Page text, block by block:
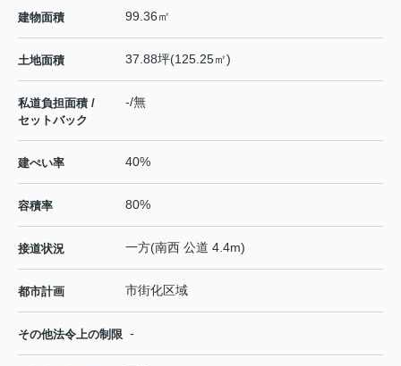
建物面積 99.36㎡
土地面積 37.88坪(125.25㎡)
私道負担面積 /
セットバック
-/無
建ぺい率 40%
容積率 80%
接道状況 一方(南西 公道 4.4m)
都市計画 市街化区域
その他法令上の制限 -